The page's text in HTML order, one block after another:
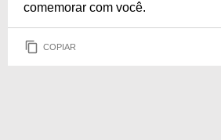
comemorar com você.
COPIAR